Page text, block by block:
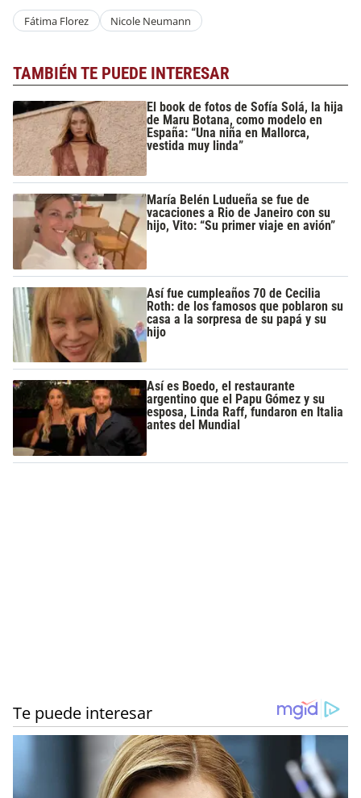
Fátima Florez Nicole Neumann
TAMBIÉN TE PUEDE INTERESAR
El book de fotos de Sofía Solá, la hija
de Maru Botana, como modelo en
España: “Una niña en Mallorca,
vestida muy linda”
María Belén Ludueña se fue de
vacaciones a Rio de Janeiro con su
hijo, Vito: “Su primer viaje en avión”
Así fue cumpleaños 70 de Cecilia
Roth: de los famosos que poblaron su
casa a la sorpresa de su papá y su
hijo
Así es Boedo, el restaurante
argentino que el Papu Gómez y su
esposa, Linda Raff, fundaron en Italia
antes del Mundial